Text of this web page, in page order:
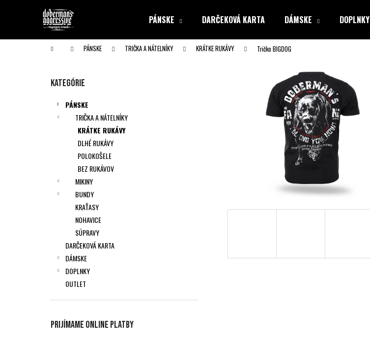
PÁNSKE DARČEKOVÁ KARTA DÁMSKE DOPLNKY
Domov PÁNSKE TRIČKA A NÁTELNÍKY KRÁTKE RUKÁVY Tričko BIGDOG
Preskočiť
Kategórie
PÁNSKE
TRIČKA A NÁTELNÍKY
KRÁTKE RUKÁVY
DLHÉ RUKÁVY
POLOKOŠELE
BEZ RUKÁVOV
MIKINY
BUNDY
KRAŤASY
NOHAVICE
SÚPRAVY
DARČEKOVÁ KARTA
DÁMSKE
DOPLNKY
OUTLET
Prijímame online platby
í
Späť
do obchodu
Späť
do obchodu
Čo potrebujete nájsť?
HĽADAŤ
Odporúčame